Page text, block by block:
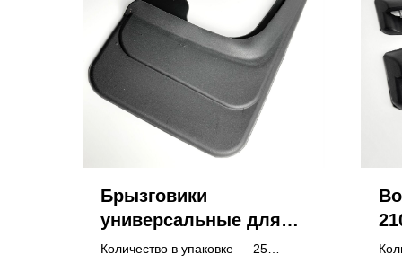
Брызговики
универсальные для
внедорожника,
Количество в упаковке — 25